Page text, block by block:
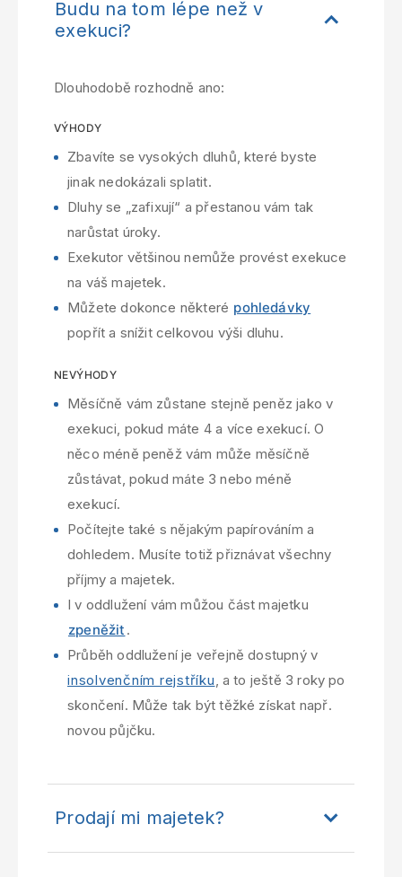
Budu na tom lépe než v
exekuci?
Dlouhodobě rozhodně ano:
VÝHODY
Zbavíte se vysokých dluhů, které byste
jinak nedokázali splatit.
Dluhy se „zafixují“ a přestanou vám tak
narůstat úroky.
Exekutor většinou nemůže provést exekuce
na váš majetek.
Můžete dokonce některé pohledávky
popřít a snížit celkovou výši dluhu.
NEVÝHODY
Měsíčně vám zůstane stejně peněz jako v
exekuci, pokud máte 4 a více exekucí. O
něco méně peněž vám může měsíčně
zůstávat, pokud máte 3 nebo méně
exekucí.
Počítejte také s nějakým papírováním a
dohledem. Musíte totiž přiznávat všechny
příjmy a majetek.
I v oddlužení vám můžou část majetku
zpeněžit .
Průběh oddlužení je veřejně dostupný v
insolvenčním rejstříku, a to ještě 3 roky po
skončení. Může tak být těžké získat např.
novou půjčku.
Prodají mi majetek?